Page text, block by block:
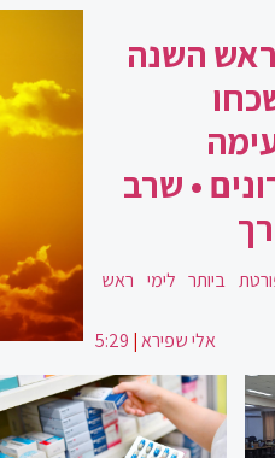
השנה
• שרב
ביותר לימי ראש
אלי שפירא|
5:29